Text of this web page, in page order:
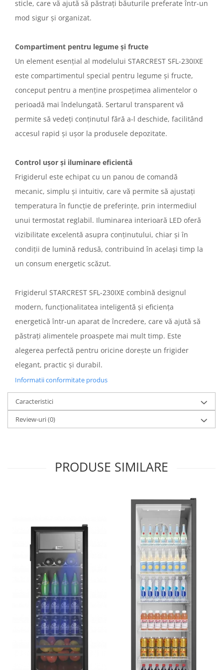
Rasnite condimente
Sandwich-maker
Storcătoare
Aparate de cafea
Accesorii
Cafetiere
Espressoare
Râșnițe de cafea
Aparate de curățat cu aburi
Aparate de ingrijire tesaturi
aparat de calcat vertical
Aparate de scame
Fiare de calcat
Statii de calcat
Aparate de masaj
Aparate de ras electrice
Aparate faciale
Aspiratoare
Aspiratoare de geamuri
Cuptoare cu microunde
Cuptoare electrice
Cântare corporale
Epilatoare
Ingrijire locuinta
Aspiratoare
Mopuri electrice cu abur
Ingrijire tesaturi
Perii de par electrice
Periute de dinti electrice
Pile electrice
Placi de indreptat parul
Preparare alimente
Masini de tocat
Preparare ceai si cafea
Aparate de spumat lapte
Espressoare
sticle, care vă ajută să păstrați băuturile preferate într-un
mod sigur și organizat.
Compartiment pentru legume și fructe
Un element esențial al modelului STARCREST SFL-230IXE
este compartimentul special pentru legume și fructe,
conceput pentru a menține prospețimea alimentelor o
perioadă mai îndelungată. Sertarul transparent vă
permite să vedeți conținutul fără a-l deschide, facilitând
accesul rapid și ușor la produsele depozitate.
Control ușor și iluminare eficientă
Frigiderul este echipat cu un panou de comandă
mecanic, simplu și intuitiv, care vă permite să ajustați
temperatura în funcție de preferințe, prin intermediul
unui termostat reglabil. Iluminarea interioară LED oferă
vizibilitate excelentă asupra conținutului, chiar și în
condiții de lumină redusă, contribuind în același timp la
un consum energetic scăzut.
Frigiderul STARCREST SFL-230IXE combină designul
modern, funcționalitatea inteligentă și eficiența
energetică într-un aparat de încredere, care vă ajută să
păstrați alimentele proaspete mai mult timp. Este
alegerea perfectă pentru oricine dorește un frigider
elegant, practic și durabil.
Informatii conformitate produs
Caracteristici
Review-uri(0)
PRODUSE SIMILARE